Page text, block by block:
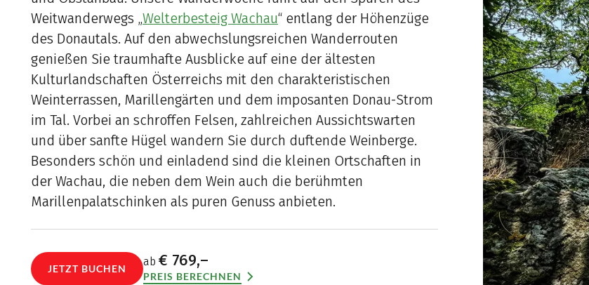
Weitwanderwegs „Welterbesteig Wachau“ entlang der Höhenzüge
des Donautals. Auf den abwechslungsreichen Wanderrouten
genießen Sie traumhafte Ausblicke auf eine der ältesten
Kulturlandschaften Österreichs mit den charakteristischen
Weinterrassen, Marillengärten und dem imposanten Donau-Strom
im Tal. Vorbei an schroffen Felsen, zahlreichen Aussichtswarten
und über sanfte Hügel wandern Sie durch duftende Weinberge.
Besonders schön und einladend sind die kleinen Ortschaften in
der Wachau, die neben dem Wein auch die berühmten
Marillenpalatschinken als puren Genuss anbieten.
JETZT BUCHEN
ab € 769,–
PREIS BERECHNEN